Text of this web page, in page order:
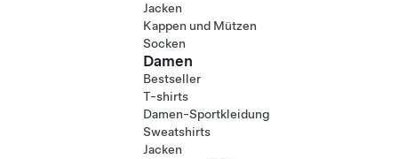
Jacken
Kappen und Mützen
Socken
Damen
Bestseller
T-shirts
Damen-Sportkleidung
Sweatshirts
Jacken